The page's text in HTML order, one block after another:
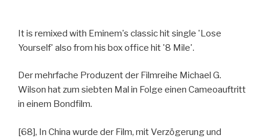
It is remixed with Eminem's classic hit single 'Lose
Yourself' also from his box office hit '8 Mile'.
Der mehrfache Produzent der Filmreihe Michael G.
Wilson hat zum siebten Mal in Folge einen Cameoauftritt
in einem Bondfilm.
[68], In China wurde der Film, mit Verzögerung und